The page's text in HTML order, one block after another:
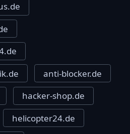
anti-blocker.de
hacker-shop.de
helicopter24.de